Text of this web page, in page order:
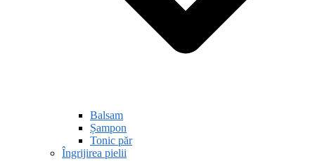
Balsam
Șampon
Tonic păr
Îngrijirea pielii